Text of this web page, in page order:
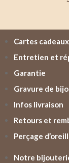
Cartes cadeaux
Entretien et
Garantie
Gravure de
Infos livraison
Retours et
Perçage
Notre